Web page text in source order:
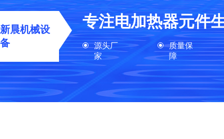
新晨机械设
备
专注电加热器元件
源头厂
家
质量保
障